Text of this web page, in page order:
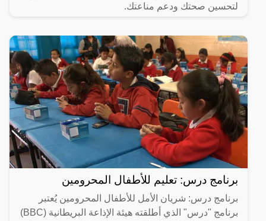
لتحسين صحتك ودعم مناعتك.
برنامج درس: تعليم للأطفال المحرومين
برنامج درس: شريان الأمل للأطفال المحرومين يُعتبر
برنامج "درس" الذي أطلقته هيئة الإذاعة البريطانية (BBC)